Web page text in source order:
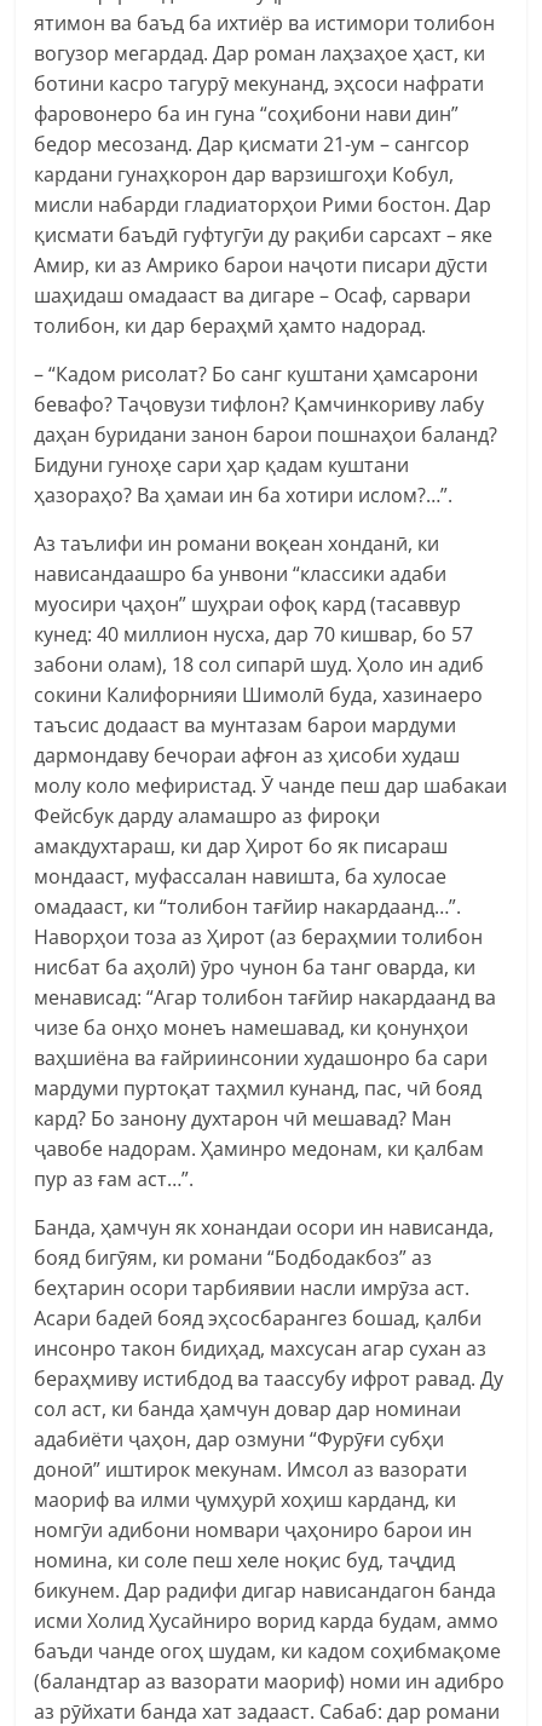
ятимон ва баъд ба ихтиёр ва истимори толибон
вогузор мегардад. Дар роман лаҳзаҳое ҳаст, ки
ботини касро тагурӯ мекунанд, эҳсоси нафрати
фаровонеро ба ин гуна “соҳибони нави дин”
бедор месозанд. Дар қисмати 21-ум – сангсор
кардани гунаҳкорон дар варзишгоҳи Кобул,
мисли набарди гладиаторҳои Рими бостон. Дар
қисмати баъдӣ гуфтугӯи ду рақиби сарсахт – яке
Амир, ки аз Амрико барои наҷоти писари дӯсти
шаҳидаш омадааст ва дигаре – Осаф, сарвари
толибон, ки дар бераҳмӣ ҳамто надорад.
– “Кадом рисолат? Бо санг куштани ҳамсарони
бевафо? Таҷовузи тифлон? Қамчинкориву лабу
даҳан буридани занон барои пошнаҳои баланд?
Бидуни гуноҳе сари ҳар қадам куштани
ҳазораҳо? Ва ҳамаи ин ба хотири ислом?…”.
Аз таълифи ин романи воқеан хонданӣ, ки
нависандаашро ба унвони “классики адаби
муосири ҷаҳон” шуҳраи офоқ кард (тасаввур
кунед: 40 миллион нусха, дар 70 кишвар, бо 57
забони олам), 18 сол сипарӣ шуд. Ҳоло ин адиб
сокини Калифорнияи Шимолӣ буда, хазинаеро
таъсис додааст ва мунтазам барои мардуми
дармондаву бечораи афғон аз ҳисоби худаш
молу коло мефиристад. Ӯ чанде пеш дар шабакаи
Фейсбук дарду аламашро аз фироқи
амакдухтараш, ки дар Ҳирот бо як писараш
мондааст, муфассалан навишта, ба хулосае
омадааст, ки “толибон тағйир накардаанд…”.
Наворҳои тоза аз Ҳирот (аз бераҳмии толибон
нисбат ба аҳолӣ) ӯро чунон ба танг оварда, ки
менависад: “Агар толибон тағйир накардаанд ва
чизе ба онҳо монеъ намешавад, ки қонунҳои
ваҳшиёна ва ғайриинсонии худашонро ба сари
мардуми пуртоқат таҳмил кунанд, пас, чӣ бояд
кард? Бо занону духтарон чӣ мешавад? Ман
ҷавобе надорам. Ҳаминро медонам, ки қалбам
пур аз ғам аст…”.
Банда, ҳамчун як хонандаи осори ин нависанда,
бояд бигӯям, ки романи “Бодбодакбоз” аз
беҳтарин осори тарбиявии насли имрӯза аст.
Асари бадеӣ бояд эҳсосбарангез бошад, қалби
инсонро такон бидиҳад, махсусан агар сухан аз
бераҳмиву истибдод ва таассубу ифрот равад. Ду
сол аст, ки банда ҳамчун довар дар номинаи
адабиёти ҷаҳон, дар озмуни “Фурӯғи субҳи
доноӣ” иштирок мекунам. Имсол аз вазорати
маориф ва илми ҷумҳурӣ хоҳиш карданд, ки
номгӯи адибони номвари ҷаҳониро барои ин
номина, ки соле пеш хеле ноқис буд, таҷдид
бикунем. Дар радифи дигар нависандагон банда
исми Холид Ҳусайниро ворид карда будам, аммо
баъди чанде огоҳ шудам, ки кадом соҳибмақоме
(баландтар аз вазорати маориф) номи ин адибро
аз рӯйхати банда хат задааст. Сабаб: дар романи